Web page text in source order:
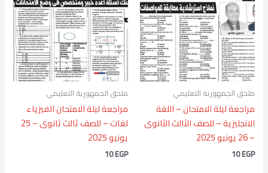
ملحق الجمهورية التعليمي
مراجعة ليلة الامتحان – اللغة
الانجليزية – للصف الثالث الثانوى
– 26 يونيو 2025
10EGP
ملحق الجمهورية التعليمي
مراجعة ليلة الامتحان الفيزياء
لغات – للصف ثالث ثانوى – 25
يونيو 2025
10EGP